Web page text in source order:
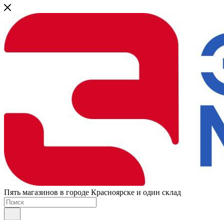
Пять магазинов в городе Красноярске и один склад